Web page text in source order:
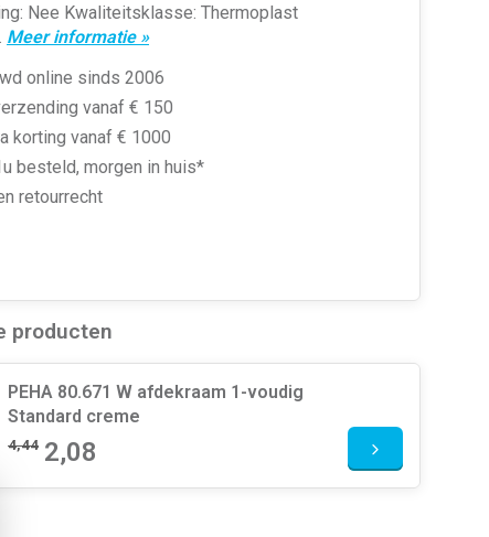
Nee Kwaliteitsklasse: Thermoplast
Meer informatie »
online sinds 2006
vanaf € 150
korting vanaf € 1000
besteld, morgen in huis*
retourrecht
producten
PEHA 80.671 W afdekraam 1-voudig
Standard creme
4,44 2,08